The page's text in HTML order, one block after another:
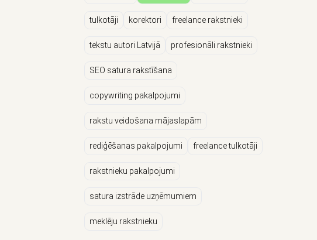
tulkotāji korektori freelance rakstnieki
tekstu autori Latvijā profesionāli rakstnieki
SEO satura rakstīšana
copywriting pakalpojumi
rakstu veidošana mājaslapām
rediģēšanas pakalpojumi freelance tulkotāji
rakstnieku pakalpojumi
satura izstrāde uzņēmumiem
meklēju rakstnieku